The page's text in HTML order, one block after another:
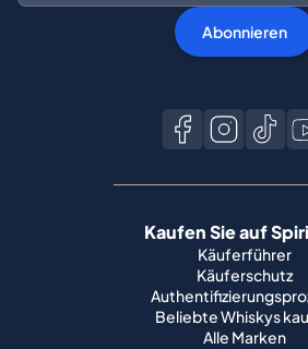
Abonnieren
Kaufen Sie auf
Käuferführer
Käuferschutz
Beliebte Whiskys
Alle Marken